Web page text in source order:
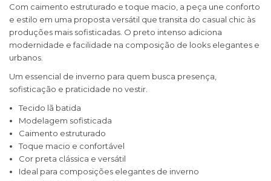
Com caimento estruturado e toque macio, a peça une conforto
e estilo em uma proposta versátil que transita do casual chic às
produções mais sofisticadas. O preto intenso adiciona
modernidade e facilidade na composição de looks elegantes e
urbanos.
Um essencial de inverno para quem busca presença,
sofisticação e praticidade no vestir.
Tecido lã batida
Modelagem sofisticada
Caimento estruturado
Toque macio e confortável
Cor preta clássica e versátil
Ideal para composições elegantes de inverno